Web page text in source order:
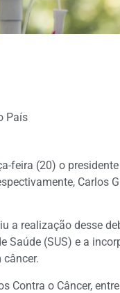
País
feira (20) o
Carlos
a realização desse
Saúde (SUS) e a
Contra o Câncer,